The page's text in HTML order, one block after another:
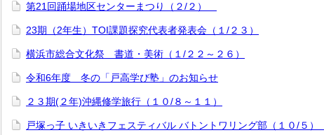
第21回踊場地区センターまつり（２/２）
23期（2年生）TOI課題探究代表者発表会（１/２３）
横浜市総合文化祭 書道・美術（１/２２～２６）
令和6年度 冬の「戸高学び塾」のお知らせ
２３期(２年)沖縄修学旅行（１０/８～１１）
戸塚っ子 いきいきフェスティバル バトントワリング部（１０/５）